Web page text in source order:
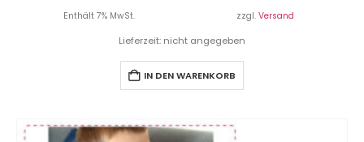
Enthält 7% MwSt. zzgl. Versand
Lieferzeit: nicht angegeben
IN DEN WARENKORB